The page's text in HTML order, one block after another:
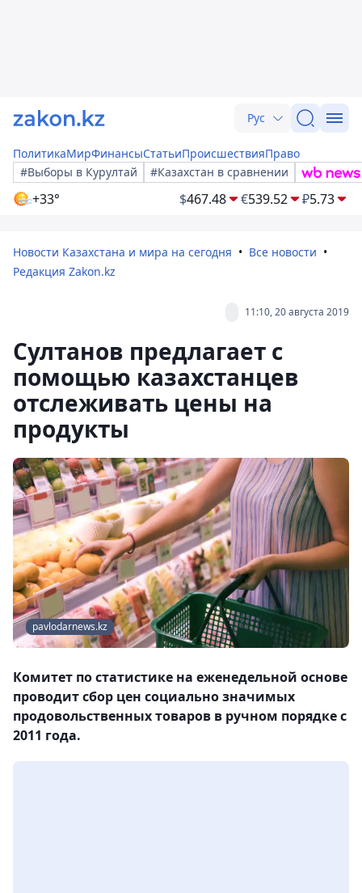
Рус
ПолитикаМирФинансыСтатьиПроисшествияПраво
#Выборы в Курултай
#Казахстан в сравнении
+33° $467.48 €539.52 ₽5.73
Новости Казахстана и мира на сегодня
Все новости
Редакция Zakon.kz
11:10, 20 августа 2019
Султанов предлагает с
помощью казахстанцев
отслеживать цены на
продукты
pavlodarnews.kz
Комитет по статистике на еженедельной основе
проводит сбор цен социально значимых
продовольственных товаров в ручном порядке с
2011 года.